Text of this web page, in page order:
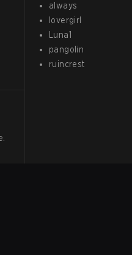
always
lovergirl
Luna1
pangolin
ruincrest